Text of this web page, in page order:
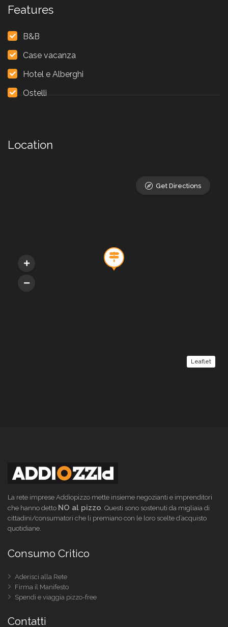
Features
B&B
Case vacanza
Hotel e Alberghi
Ostelli
Location
Leaflet
Get Directions
La rete imprese Addiopizzo mette insieme negozianti e imprenditori
che hanno detto NO al pizzo. Questi sono sostenuti da migliaia di
cittadini/consumatori che li premiano con le loro scelte d’acquisto
quotidiane.
Consumo Critico
Aderisci alla Rete
Firma il Manifesto
Spendi e viaggia pizzo-free
Contatti